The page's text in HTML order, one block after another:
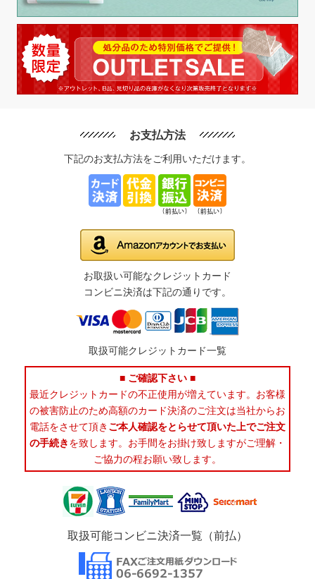
お支払方法
下記のお支払方法をご利用いただけます。
お取扱い可能なクレジットカード
コンビニ決済は下記の通りです。
取扱可能クレジットカード一覧
■ ご確認下さい ■
最近クレジットカードの不正使用が増えています。お客様
の被害防止のため高額のカード決済のご注文は当社からお
電話をさせて頂き ご本人確認をとらせて頂いた上でご注文
の手続きを致します。お手間をお掛け致しますがご理解・
ご協力の程お願い致します。
取扱可能コンビニ決済一覧（前払）